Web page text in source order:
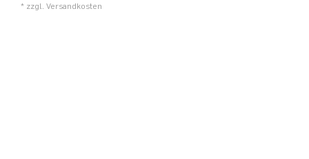
* zzgl. Versandkosten